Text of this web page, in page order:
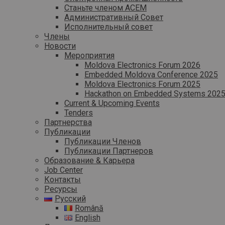
Станьте членом ACEM
Административный Совет
Исполнительный совет
Члены
Новости
Мероприятия
Moldova Electronics Forum 2026
Embedded Moldova Conference 2025
Moldova Electronics Forum 2025
Hackathon on Embedded Systems 2025
Current & Upcoming Events
Tenders
Партнерства
Публикации
Публикации Членов
Публикации Партнеров
Образование & Карьера
Job Center
Контакты
Ресурсы
Русский
Română
English